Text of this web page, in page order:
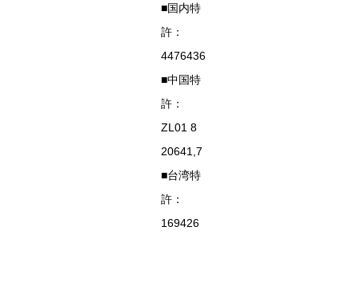
■国内特
許：
4476436
■中国特
許：
ZL01 8
20641,7
■台湾特
許：
169426